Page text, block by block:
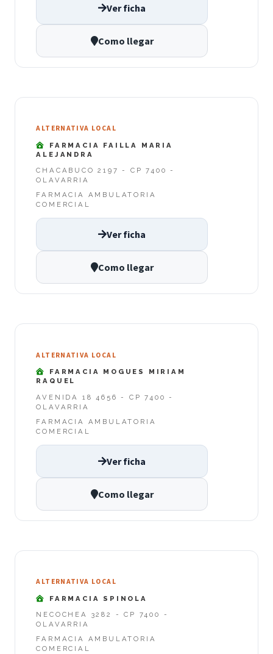
Ver ficha
Como llegar
ALTERNATIVA LOCAL
FARMACIA FAILLA MARIA
ALEJANDRA
CHACABUCO 2197 - CP 7400 -
OLAVARRIA
FARMACIA AMBULATORIA
COMERCIAL
Ver ficha
Como llegar
ALTERNATIVA LOCAL
FARMACIA MOGUES MIRIAM
RAQUEL
AVENIDA 18 4656 - CP 7400 -
OLAVARRIA
FARMACIA AMBULATORIA
COMERCIAL
Ver ficha
Como llegar
ALTERNATIVA LOCAL
FARMACIA SPINOLA
NECOCHEA 3282 - CP 7400 -
OLAVARRIA
FARMACIA AMBULATORIA
COMERCIAL